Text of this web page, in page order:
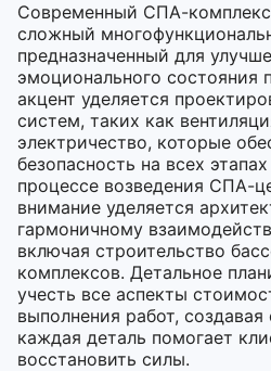
Современный СПА-комплекс
сложный
предназначенный для
эмоционального состояния
акцент уделяется
систем, таких как
электричество, которые
безопасность на всех
процессе возведения СПА-
внимание уделяется
гармоничному
включая строительство
комплексов. Детальное
учесть все аспекты
выполнения работ, создавая
каждая деталь помогает
восстановить силы.